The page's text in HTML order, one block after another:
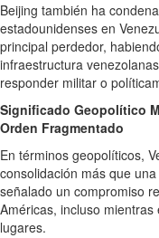
Beijing también ha
estadounidenses en
principal perdedor,
infraestructura
responder militar o
Significado Geopolítico
Orden Fragmentado
En términos geopolíticos,
consolidación más que
señalado un compromiso
Américas, incluso
lugares.